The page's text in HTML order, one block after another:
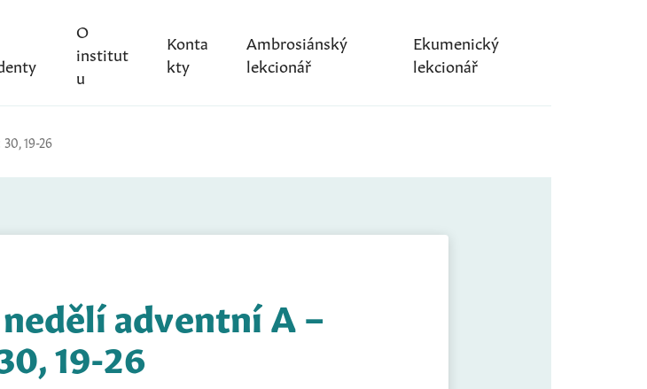
O
institut
u
Konta
kty
Ambrosiánský
lekcionář
Ekumenický
lekcionář
19-26
adventní A –
19-26